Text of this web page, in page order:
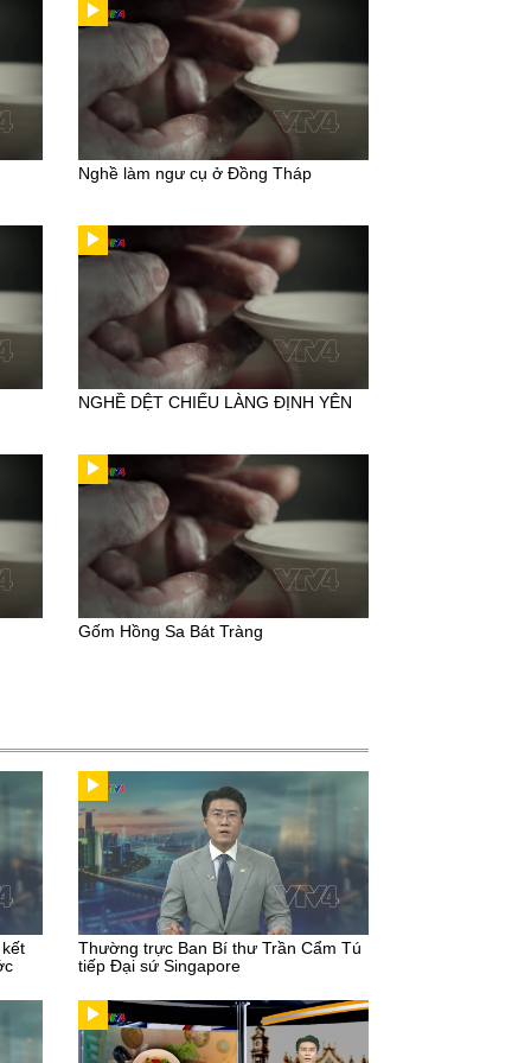
Nghề làm ngư cụ ở Đồng Tháp
NGHỀ DỆT CHIẾU LÀNG ĐỊNH YÊN
Gốm Hồng Sa Bát Tràng
Thường trực Ban Bí thư Trần Cẩm Tú
tiếp Đại sứ Singapore